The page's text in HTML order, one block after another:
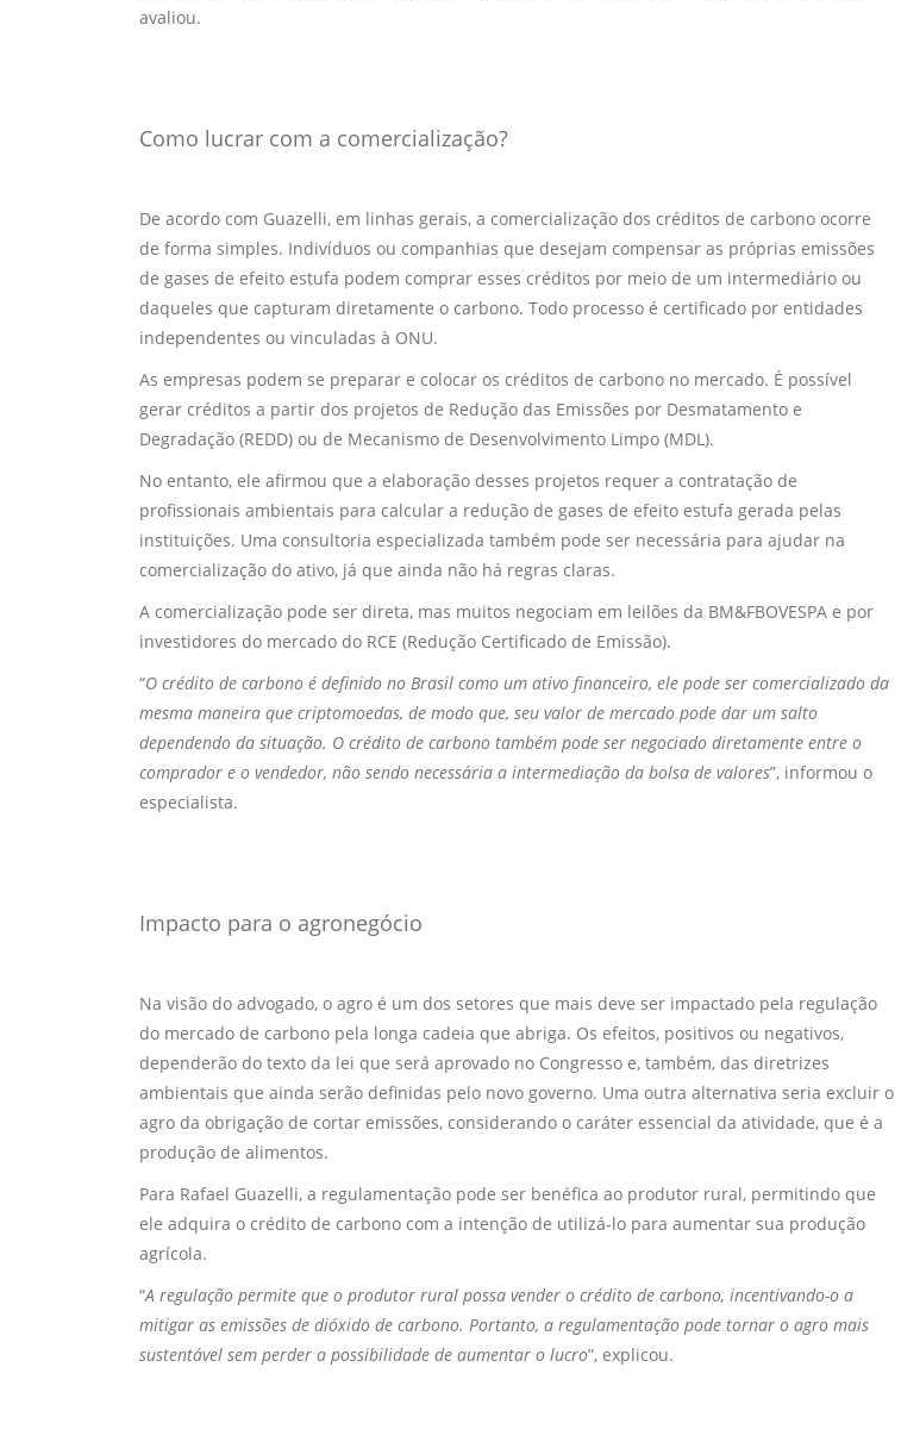
avaliou.
Como lucrar com a comercialização?
De acordo com Guazelli, em linhas gerais, a comercialização dos créditos de carbono ocorre
de forma simples. Indivíduos ou companhias que desejam compensar as próprias emissões
de gases de efeito estufa podem comprar esses créditos por meio de um intermediário ou
daqueles que capturam diretamente o carbono. Todo processo é certificado por entidades
independentes ou vinculadas à ONU.
As empresas podem se preparar e colocar os créditos de carbono no mercado. É possível
gerar créditos a partir dos projetos de Redução das Emissões por Desmatamento e
Degradação (REDD) ou de Mecanismo de Desenvolvimento Limpo (MDL).
No entanto, ele afirmou que a elaboração desses projetos requer a contratação de
profissionais ambientais para calcular a redução de gases de efeito estufa gerada pelas
instituições. Uma consultoria especializada também pode ser necessária para ajudar na
comercialização do ativo, já que ainda não há regras claras.
A comercialização pode ser direta, mas muitos negociam em leilões da BM&FBOVESPA e por
investidores do mercado do RCE (Redução Certificado de Emissão).
“O crédito de carbono é definido no Brasil como um ativo financeiro, ele pode ser comercializado da
mesma maneira que criptomoedas, de modo que, seu valor de mercado pode dar um salto
dependendo da situação. O crédito de carbono também pode ser negociado diretamente entre o
comprador e o vendedor, não sendo necessária a intermediação da bolsa de valores”, informou o
especialista.
Impacto para o agronegócio
Na visão do advogado, o agro é um dos setores que mais deve ser impactado pela regulação
do mercado de carbono pela longa cadeia que abriga. Os efeitos, positivos ou negativos,
dependerão do texto da lei que será aprovado no Congresso e, também, das diretrizes
ambientais que ainda serão definidas pelo novo governo. Uma outra alternativa seria excluir o
agro da obrigação de cortar emissões, considerando o caráter essencial da atividade, que é a
produção de alimentos.
Para Rafael Guazelli, a regulamentação pode ser benéfica ao produtor rural, permitindo que
ele adquira o crédito de carbono com a intenção de utilizá-lo para aumentar sua produção
agrícola.
“A regulação permite que o produtor rural possa vender o crédito de carbono, incentivando-o a
mitigar as emissões de dióxido de carbono. Portanto, a regulamentação pode tornar o agro mais
sustentável sem perder a possibilidade de aumentar o lucro”, explicou.